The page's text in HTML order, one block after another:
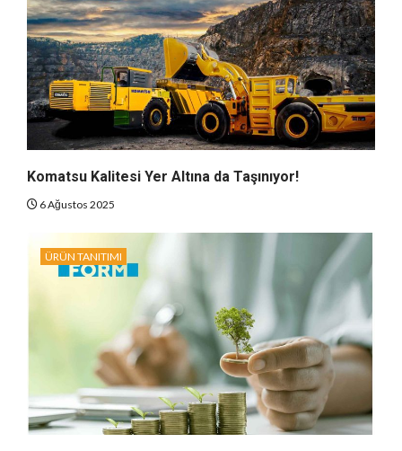
Komatsu Kalitesi Yer Altına da Taşınıyor!
6 Ağustos 2025
ÜRÜN TANITIMI